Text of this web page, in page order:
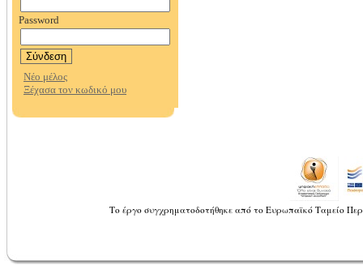
Το έργο συγχρηματοδοτήθηκε από το Ευρωπαϊκό Ταμείο